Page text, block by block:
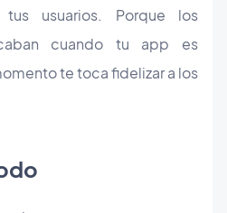
usuarios. Porque los
cuando tu app es
te toca fidelizar a los